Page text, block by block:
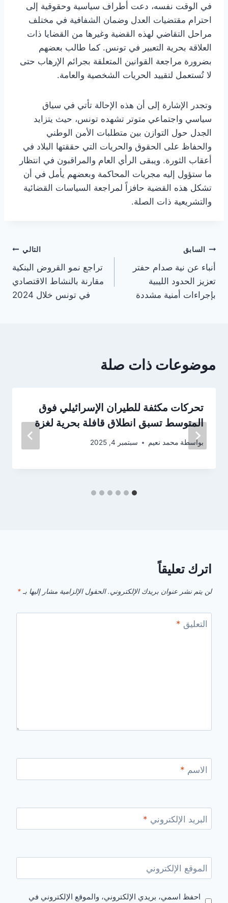
في الوقت نفسه، دعت أطراف سياسية وحقوقية إلى
احترام مقتضيات العدل وضمان الشفافية في مختلف
مراحل التقاضي لهذه القضية وغيرها من القضايا ذات
العلاقة بحرية التعبير في تونس. كما طالب بعضهم
بضرورة مراجعة القوانين المتعلقة بجرائم الإرهاب حتى
لا تُستعمل لتقييد الحريات الشخصية والعامة.
وتجدر الإشارة إلى أن هذه الإحالة تأتي في سياق
سياسي واجتماعي متوتر تشهده تونس، حيث يتزايد
الجدل حول التوازن بين متطلبات الأمن الوطني
والحفاظ على الحقوق والحريات التي حققتها البلاد في
أعقاب الثورة. ويبقى الرأي العام والمراقبون في انتظار
ما ستؤول إليه مجريات المحاكمة وبعضهم يأمل في أن
تشكل هذه القضية حافزاً لمراجعة السياسات القضائية
والتشريعية ذات الصلة.
تصفّح
المقالات
السابق
أنباء عن نية صدام حفتر
تعزيز الحدود الليبية
بإجراءات أمنية مشددة
التالي
تراجع نمو القروض البنكية
مقارنة بالنشاط الاقتصادي
في تونس خلال 2024
موضوعات ذات صلة
تحركات مكثفة للطيران الإسرائيلي فوق
المتوسط تسبق انطلاق قافلة بحرية لغزة
بواسطة محمد نعيم سبتمبر 4, 2025
اترك تعليقاً
لن يتم نشر عنوان بريدك الإلكتروني. الحقول الإلزامية مشار إليها بـ *
التعليق *
الاسم *
البريد الإلكتروني *
الموقع الإلكتروني
احفظ اسمي، بريدي الإلكتروني، والموقع الإلكتروني في